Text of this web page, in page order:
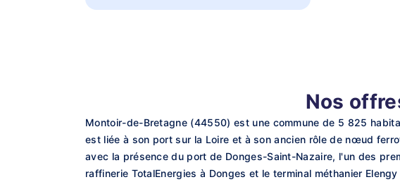
Nos
Montoir-de-Bretagne (44550) est une commune de 5 825
est liée à son port sur la Loire et à son ancien rôle de nœud
avec la présence du port de Donges-Saint-Nazaire, l'un des
raffinerie TotalEnergies à Donges et le terminal méthanier